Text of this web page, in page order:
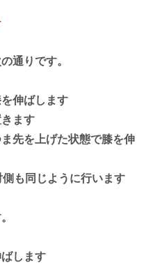
通りです。
伸ばします
ます
先を上げた状態で膝を伸
側も同じように行います
します